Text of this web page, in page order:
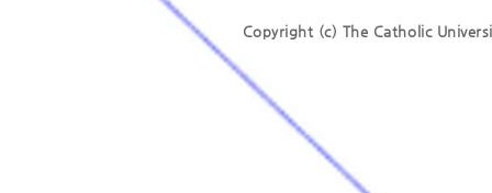
Copyright (c) The Catholic